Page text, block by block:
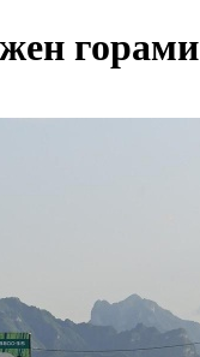
горами